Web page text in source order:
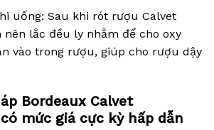
uống: Sau khi rót rượu Calvet
nên lắc đều ly nhằm để cho oxy
vào trong rượu, giúp cho rượu dậy
Bordeaux Calvet
mức giá cực kỳ hấp dẫn